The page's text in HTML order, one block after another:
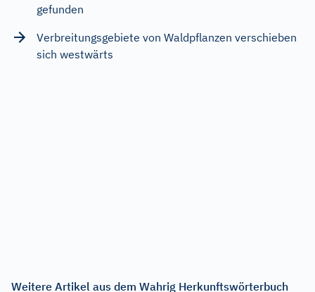
gefunden
Verbreitungsgebiete von Waldpflanzen verschieben
sich westwärts
Weitere Artikel aus dem Wahrig Herkunftswörterbuch